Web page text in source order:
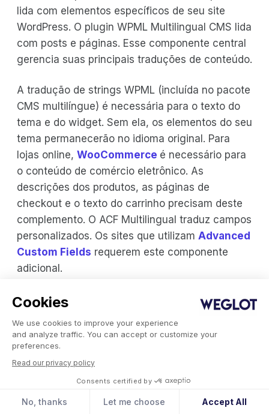
Cookies
We use cookies to improve your experience
and analyze traffic. You can accept or customize your
preferences.
Read our privacy policy
Consents certified by
No, thanks Let me choose Accept All
lida com elementos específicos de seu site
WordPress. O plugin WPML Multilingual CMS lida
com posts e páginas. Esse componente central
gerencia suas principais traduções de conteúdo.
A tradução de strings WPML (incluída no pacote
CMS multilíngue) é necessária para o texto do
tema e do widget. Sem ela, os elementos do seu
tema permanecerão no idioma original. Para
lojas online, WooCommerce é necessário para
o conteúdo de comércio eletrônico. As
descrições dos produtos, as páginas de
checkout e o texto do carrinho precisam deste
complemento. O ACF Multilingual traduz campos
personalizados. Os sites que utilizam Advanced
Custom Fields requerem este componente
adicional.
Em contrapartida, Weglot traduz todos os tipos
posts a widgets e campos personalizados, é
traduzido automaticamente. O uso de um plug-
in gratuito como o Weglot elimina o incômodo
de fazer cada uma dessas traduções por conta
própria. Ele foi projetado para traduzir